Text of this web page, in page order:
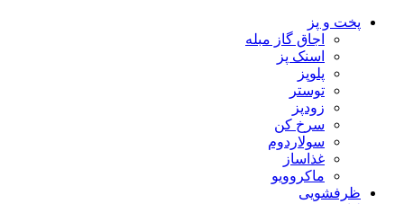
پخت و پز
اجاق گاز مبله
اسنک پز
پلوپز
توستر
زودپز
سرخ کن
سولاردوم
غذاساز
ماکروویو
ظرفشویی